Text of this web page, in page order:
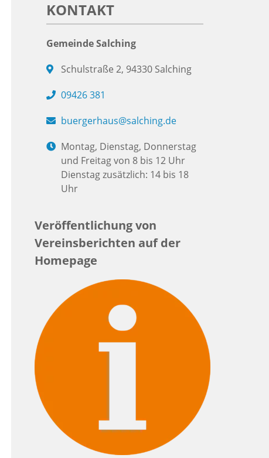
KONTAKT
Gemeinde Salching
Schulstraße 2, 94330 Salching
09426 381
buergerhaus@salching.de
Montag, Dienstag, Donnerstag
und Freitag von 8 bis 12 Uhr
Dienstag zusätzlich: 14 bis 18
Uhr
Veröffentlichung von
Vereinsberichten auf der
Homepage